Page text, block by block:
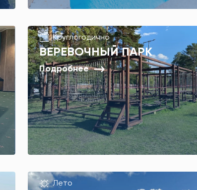
Круглогодично
ВЕРЕВОЧНЫЙ ПАРК
Подробнее
Лето